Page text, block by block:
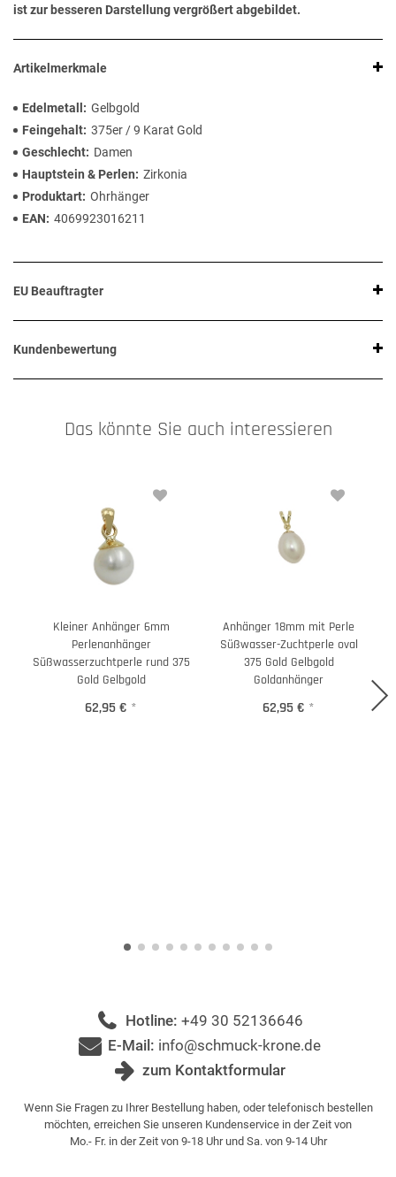
ist zur besseren Darstellung vergrößert abgebildet.
Artikelmerkmale
Edelmetall
Gelbgold
Feingehalt 375er / 9 Karat Gold
Geschlecht
Damen
Hauptstein & Perlen
Zirkonia
Produktart Ohrhänger
EAN
4069923016211
EU Beauftragter
Kundenbewertung
Das könnte Sie auch interessieren
Kleiner Anhänger 6mm
Perlenanhänger
Süßwasserzuchtperle rund 375
Gold Gelbgold
62,95 € *
Anhänger 18mm mit Perle
Süßwasser-Zuchtperle oval
375 Gold Gelbgold
Goldanhänger
62,95 € *
Hotline: +49 30 52136646
E-Mail: info@schmuck-krone.de
zum Kontaktformular
Wenn Sie Fragen zu Ihrer Bestellung haben, oder telefonisch bestellen
möchten, erreichen Sie unseren Kundenservice in der Zeit von
Mo.- Fr. in der Zeit von 9-18 Uhr und Sa. von 9-14 Uhr